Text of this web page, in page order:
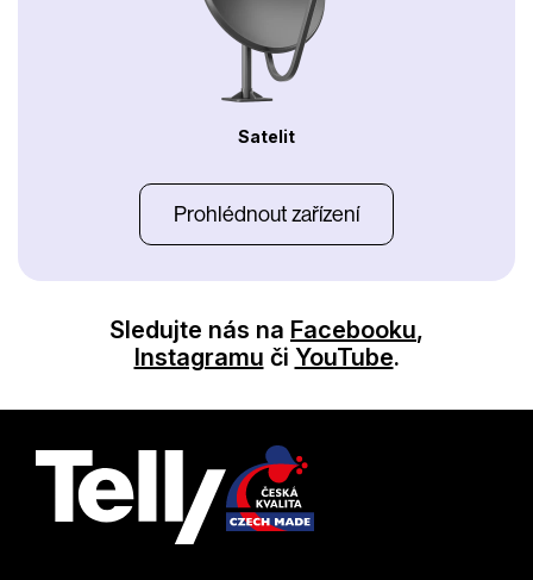
Satelit
Prohlédnout zařízení
Sledujte nás na Facebooku,
Instagramu či YouTube.